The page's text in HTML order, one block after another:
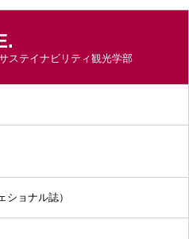
ステイナビリティ観光学部
ショナル誌）